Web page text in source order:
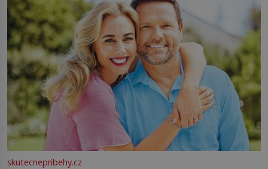
skutecnepribehy.cz